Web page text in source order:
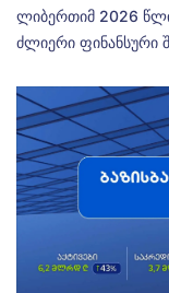
ლიბერთიმ 2026
ძლიერი ფინანსური